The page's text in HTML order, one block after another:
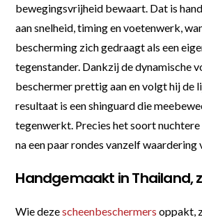
bewegingsvrijheid bewaart. Dat is
aan snelheid, timing en voetenwerk,
bescherming zich gedraagt als een
tegenstander. Dankzij de dynamische
beschermer prettig aan en volgt hij de
resultaat is een shinguard die
tegenwerkt. Precies het soort
na een paar rondes vanzelf
Handgemaakt in Thailand,
Wie dezescheenbeschermers oppakt,